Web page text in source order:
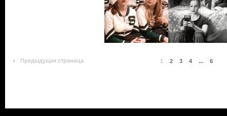
Предыдущая страница 1 2 3 4 ... 6